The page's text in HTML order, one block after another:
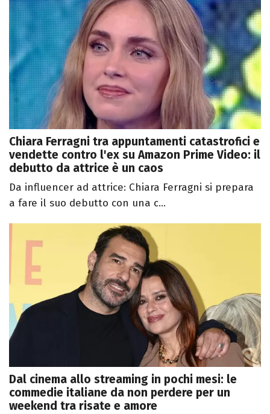
Chiara Ferragni tra appuntamenti catastrofici e
vendette contro l'ex su Amazon Prime Video: il
debutto da attrice è un caos
Da influencer ad attrice: Chiara Ferragni si prepara
a fare il suo debutto con una c...
Dal cinema allo streaming in pochi mesi: le
commedie italiane da non perdere per un
weekend tra risate e amore